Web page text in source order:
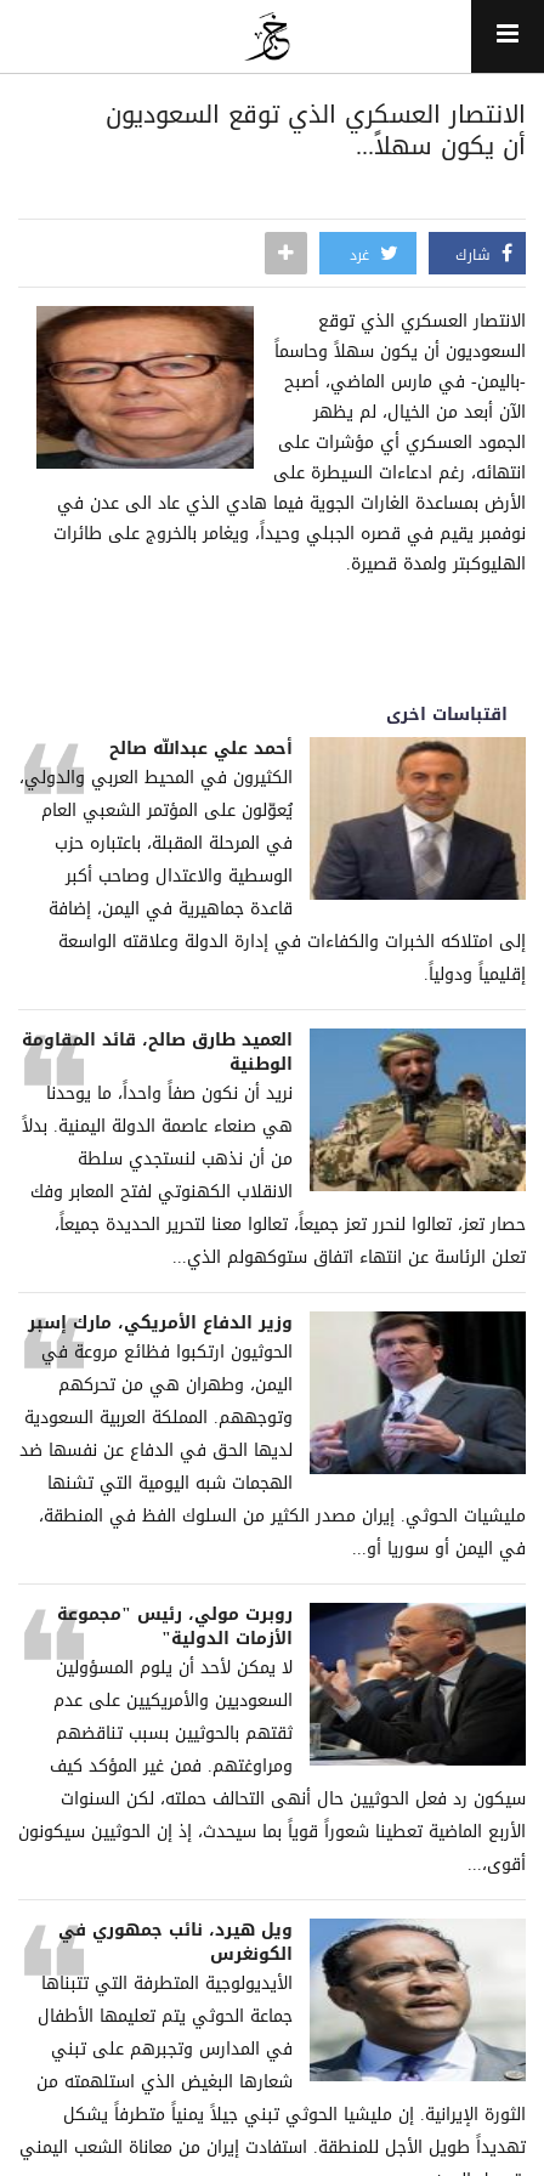
الانتصار العسكري الذي توقع السعوديون
أن يكون سهلاً...
شارك غرد
الانتصار العسكري الذي توقع
السعوديون أن يكون سهلاً وحاسماً
-باليمن- في مارس الماضي، أصبح
الآن أبعد من الخيال، لم يظهر
الجمود العسكري أي مؤشرات على
انتهائه، رغم ادعاءات السيطرة على
الأرض بمساعدة الغارات الجوية فيما هادي الذي عاد الى عدن في
نوفمبر يقيم في قصره الجبلي وحيداً، ويغامر بالخروج على طائرات
الهليوكبتر ولمدة قصيرة.
اقتباسات اخرى
أحمد علي عبدالله صالح
الكثيرون في المحيط العربي والدولي،
يُعوّلون على المؤتمر الشعبي العام
في المرحلة المقبلة، باعتباره حزب
الوسطية والاعتدال وصاحب أكبر
قاعدة جماهيرية في اليمن، إضافة
إلى امتلاكه الخبرات والكفاءات في إدارة الدولة وعلاقته الواسعة
إقليمياً ودولياً.
العميد طارق صالح، قائد المقاومة
الوطنية
نريد أن نكون صفاً واحداً، ما يوحدنا
هي صنعاء عاصمة الدولة اليمنية. بدلاً
من أن نذهب لنستجدي سلطة
الانقلاب الكهنوتي لفتح المعابر وفك
حصار تعز، تعالوا لنحرر تعز جميعاً، تعالوا معنا لتحرير الحديدة جميعاً،
تعلن الرئاسة عن انتهاء اتفاق ستوكهولم الذي...
وزير الدفاع الأمريكي، مارك إسبر
الحوثيون ارتكبوا فظائع مروعة في
اليمن، وطهران هي من تحركهم
وتوجههم. المملكة العربية السعودية
لديها الحق في الدفاع عن نفسها ضد
الهجمات شبه اليومية التي تشنها
مليشيات الحوثي. إيران مصدر الكثير من السلوك الفظ في المنطقة،
في اليمن أو سوريا أو...
روبرت مولي، رئيس "مجموعة
الأزمات الدولية"
لا يمكن لأحد أن يلوم المسؤولين
السعوديين والأمريكيين على عدم
ثقتهم بالحوثيين بسبب تناقضهم
ومراوغتهم. فمن غير المؤكد كيف
سيكون رد فعل الحوثيين حال أنهى التحالف حملته، لكن السنوات
الأربع الماضية تعطينا شعوراً قوياً بما سيحدث، إذ إن الحوثيين سيكونون
أقوى،...
ويل هيرد، نائب جمهوري في
الكونغرس
الأيديولوجية المتطرفة التي تتبناها
جماعة الحوثي يتم تعليمها الأطفال
في المدارس وتجبرهم على تبني
شعارها البغيض الذي استلهمته من
الثورة الإيرانية. إن مليشيا الحوثي تبني جيلاً يمنياً متطرفاً يشكل
تهديداً طويل الأجل للمنطقة. استفادت إيران من معاناة الشعب اليمني